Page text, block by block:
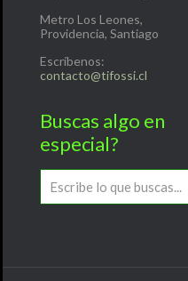
Metro Los Leones,
Providencia, Santiago
Escríbenos:
contacto@tifossi.cl
Buscas algo en
especial?